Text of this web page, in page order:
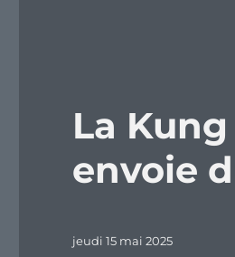
La
envoie
Publié
jeudi 15 mai 2025